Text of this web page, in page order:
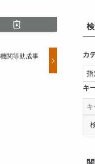
関等助成事
カ
キ